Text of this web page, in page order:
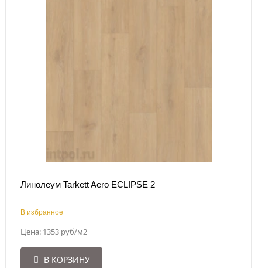
Линолеум Tarkett Aero ECLIPSE 2
В избранное
Цена: 1353 руб/м2
В КОРЗИНУ